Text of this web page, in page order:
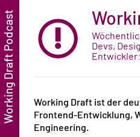
Devs,
Working Draft ist der
Frontend-Entwicklung,
Engineering.